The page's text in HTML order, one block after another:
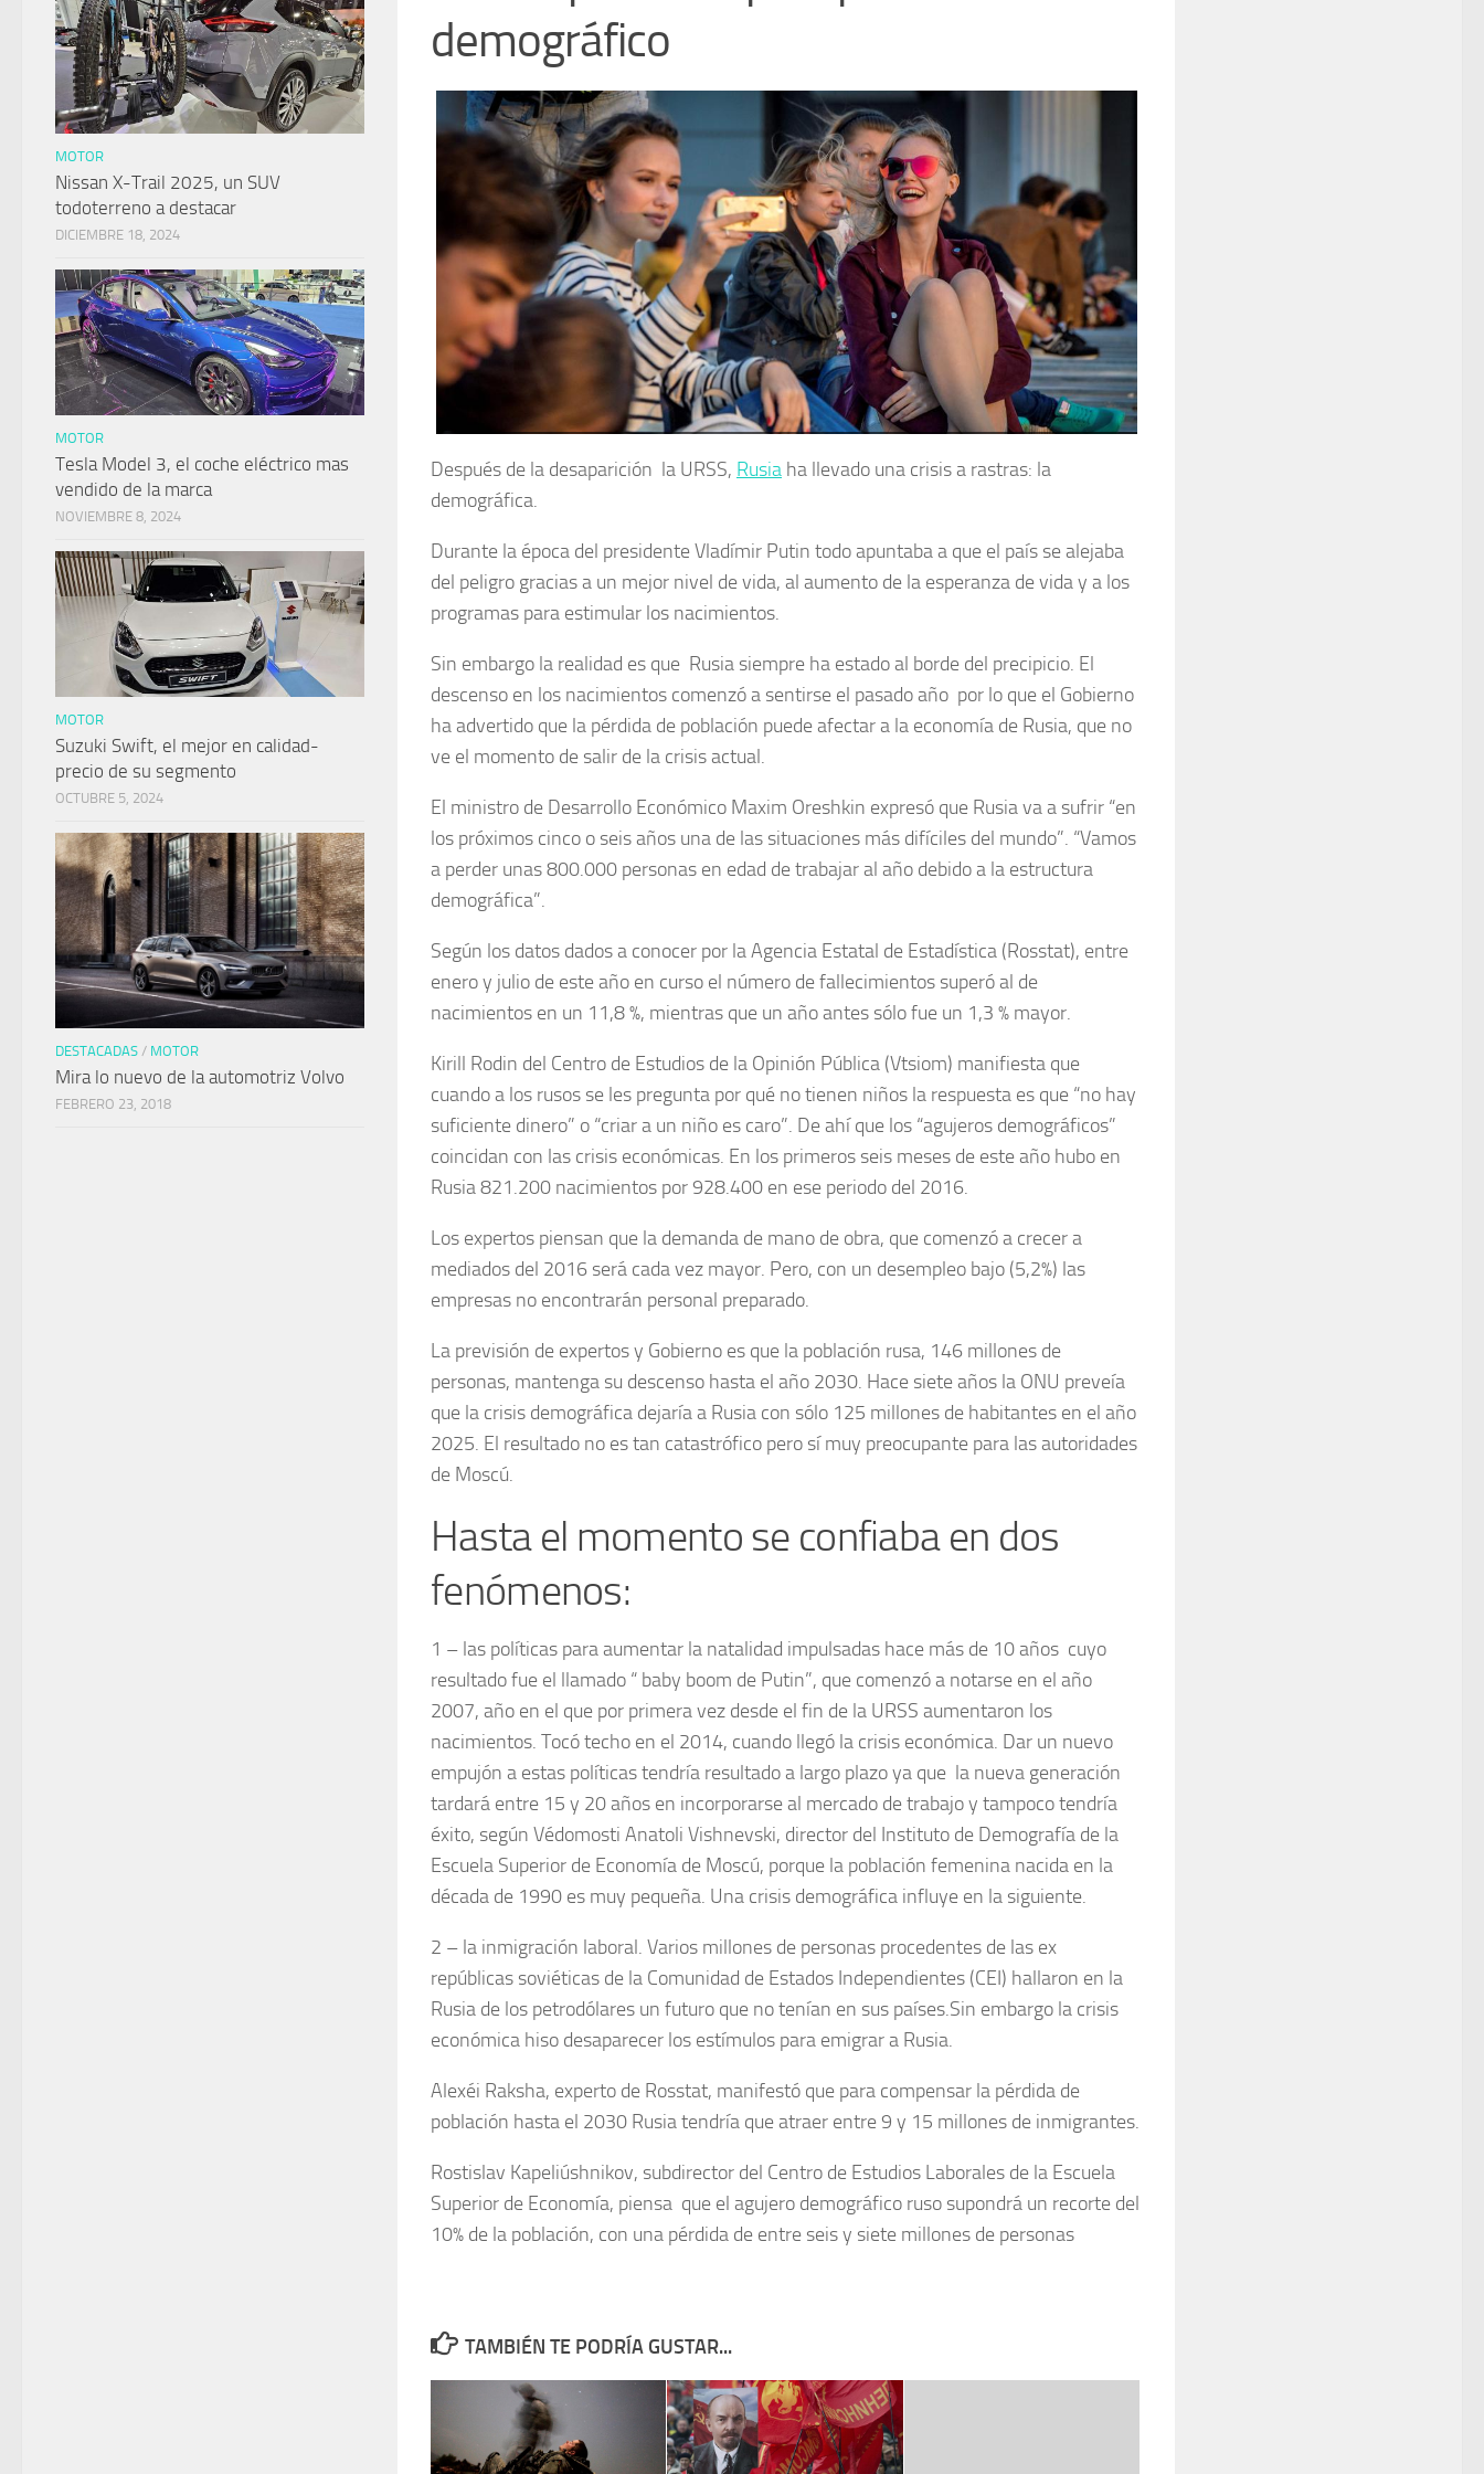
demográfico
Después de la desaparición la URSS, Rusia ha llevado una crisis a rastras: la
demográfica.
Durante la época del presidente Vladímir Putin todo apuntaba a que el país se alejaba
del peligro gracias a un mejor nivel de vida, al aumento de la esperanza de vida y a los
programas para estimular los nacimientos.
Sin embargo la realidad es que Rusia siempre ha estado al borde del precipicio. El
descenso en los nacimientos comenzó a sentirse el pasado año por lo que el Gobierno
ha advertido que la pérdida de población puede afectar a la economía de Rusia, que no
ve el momento de salir de la crisis actual.
El ministro de Desarrollo Económico Maxim Oreshkin expresó que Rusia va a sufrir “en
los próximos cinco o seis años una de las situaciones más difíciles del mundo”. “Vamos
a perder unas 800.000 personas en edad de trabajar al año debido a la estructura
demográfica”.
Según los datos dados a conocer por la Agencia Estatal de Estadística (Rosstat), entre
enero y julio de este año en curso el número de fallecimientos superó al de
nacimientos en un 11,8 %, mientras que un año antes sólo fue un 1,3 % mayor.
Kirill Rodin del Centro de Estudios de la Opinión Pública (Vtsiom) manifiesta que
cuando a los rusos se les pregunta por qué no tienen niños la respuesta es que “no hay
suficiente dinero” o “criar a un niño es caro”. De ahí que los “agujeros demográficos”
coincidan con las crisis económicas. En los primeros seis meses de este año hubo en
Rusia 821.200 nacimientos por 928.400 en ese periodo del 2016.
Los expertos piensan que la demanda de mano de obra, que comenzó a crecer a
mediados del 2016 será cada vez mayor. Pero, con un desempleo bajo (5,2%) las
empresas no encontrarán personal preparado.
La previsión de expertos y Gobierno es que la población rusa, 146 millones de
personas, mantenga su descenso hasta el año 2030. Hace siete años la ONU preveía
que la crisis demográfica dejaría a Rusia con sólo 125 millones de habitantes en el año
2025. El resultado no es tan catastrófico pero sí muy preocupante para las autoridades
de Moscú.
Hasta el momento se confiaba en dos
fenómenos:
1 – las políticas para aumentar la natalidad impulsadas hace más de 10 años cuyo
resultado fue el llamado “ baby boom de Putin”, que comenzó a notarse en el año
2007, año en el que por primera vez desde el fin de la URSS aumentaron los
nacimientos. Tocó techo en el 2014, cuando llegó la crisis económica. Dar un nuevo
empujón a estas políticas tendría resultado a largo plazo ya que la nueva generación
tardará entre 15 y 20 años en incorporarse al mercado de trabajo y tampoco tendría
éxito, según Védomosti Anatoli Vishnevski, director del Instituto de Demografía de la
Escuela Superior de Economía de Moscú, porque la población femenina nacida en la
década de 1990 es muy pequeña. Una crisis demográfica influye en la siguiente.
2 – la inmigración laboral. Varios millones de personas procedentes de las ex
repúblicas soviéticas de la Comunidad de Estados Independientes (CEI) hallaron en la
Rusia de los petrodólares un futuro que no tenían en sus países.Sin embargo la crisis
económica hiso desaparecer los estímulos para emigrar a Rusia.
Alexéi Raksha, experto de Rosstat, manifestó que para compensar la pérdida de
población hasta el 2030 Rusia tendría que atraer entre 9 y 15 millones de inmigrantes.
Rostislav Kapeliúshnikov, subdirector del Centro de Estudios Laborales de la Escuela
Superior de Economía, piensa que el agujero demográfico ruso supondrá un recorte del
10% de la población, con una pérdida de entre seis y siete millones de personas
TAMBIÉN TE PODRÍA GUSTAR...
MOTOR
Nissan X-Trail 2025, un SUV
todoterreno a destacar
DICIEMBRE 18, 2024
MOTOR
Tesla Model 3, el coche eléctrico mas
vendido de la marca
NOVIEMBRE 8, 2024
MOTOR
Suzuki Swift, el mejor en calidad-
precio de su segmento
OCTUBRE 5, 2024
DESTACADAS / MOTOR
Mira lo nuevo de la automotriz Volvo
FEBRERO 23, 2018